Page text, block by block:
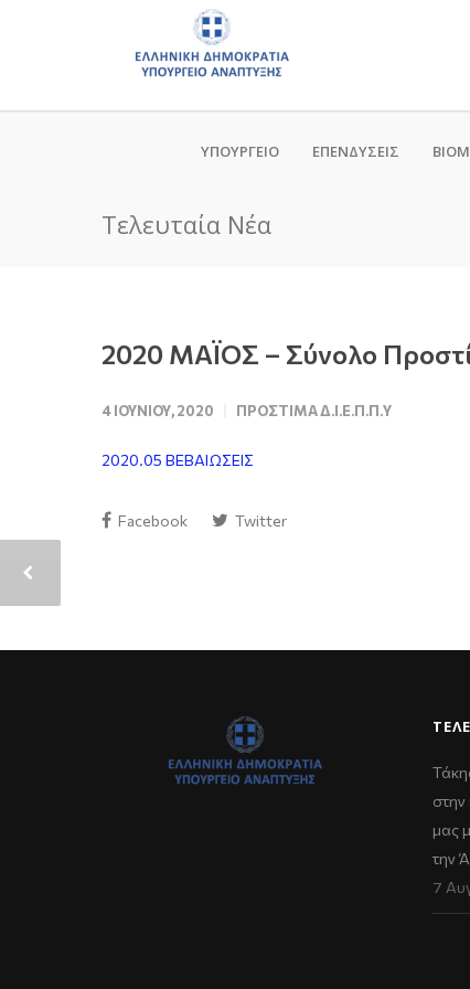
ΥΠΟΥΡΓΕΙΟ ΕΠΕΝΔΥΣΕΙΣ
Τελευταία Νέα
2020 ΜΑΪΟΣ – Σύνολο
4 ΙΟΥΝΊΟΥ, 2020 ΠΡΌΣΤΙΜΑ Δ.Ι.Ε.Π.Π.Υ
2020.05 ΒΕΒΑΙΩΣΕΙΣ
Facebook Twitter
στην
μας
την
7